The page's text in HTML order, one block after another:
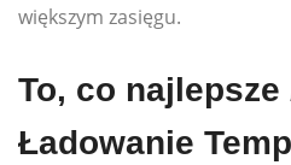
większym zasięgu.
To, co najlepsze
Ładowanie